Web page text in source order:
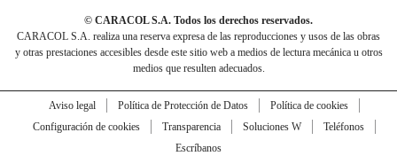
© CARACOL S.A. Todos los derechos reservados.
CARACOL S.A. realiza una reserva expresa de las reproducciones y usos de las obras
y otras prestaciones accesibles desde este sitio web a medios de lectura mecánica u otros
medios que resulten adecuados.
Aviso legal Política de Protección de Datos
Política de cookies
Configuración de cookies
Transparencia Soluciones W
Teléfonos
Escríbanos